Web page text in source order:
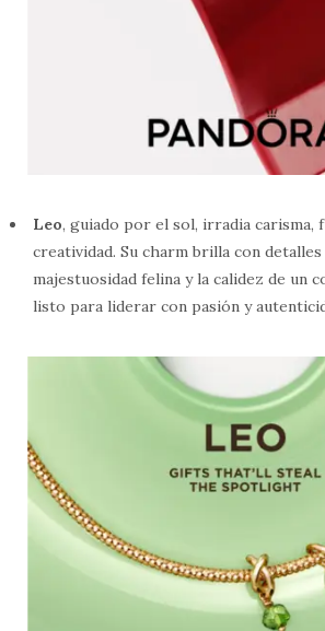
Leo, guiado por el sol, irradia carisma,
creatividad. Su charm brilla con
majestuosidad felina y la calidez de un
listo para liderar con pasión y